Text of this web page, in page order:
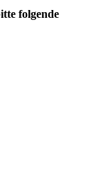
folgende